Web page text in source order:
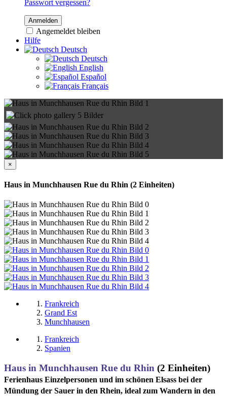
Passwort vergessen?
Anmelden
Angemeldet bleiben
Hilfe
Deutsch
Deutsch
English
Español
Français
5 Bilder
×
Haus in Munchhausen Rue du Rhin (2 Einheiten)
Frankreich
Grand Est
Munchhausen
Frankreich
Spanien
Haus in Munchhausen Rue du Rhin (2 Einheiten)
Ferienhaus Einzelpersonen und im schönen Elsass bei der
Mündung der Sauer in den Rhein, ideal zum Wandern in den